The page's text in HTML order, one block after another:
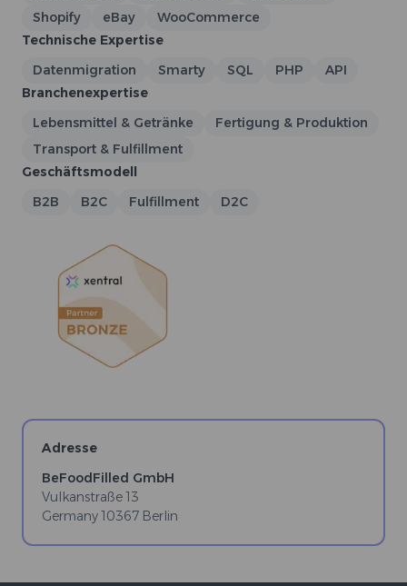
Shopify
eBay
WooCommerce
Technische Expertise
Datenmigration
Smarty SQL PHP
API
Branchenexpertise
Lebensmittel & Getränke
Fertigung & Produktion
Transport & Fulfillment
Geschäftsmodell
B2B
B2C Fulfillment D2C
Adresse
BeFoodFilled GmbH
Vulkanstraße 13
Germany10367 Berlin